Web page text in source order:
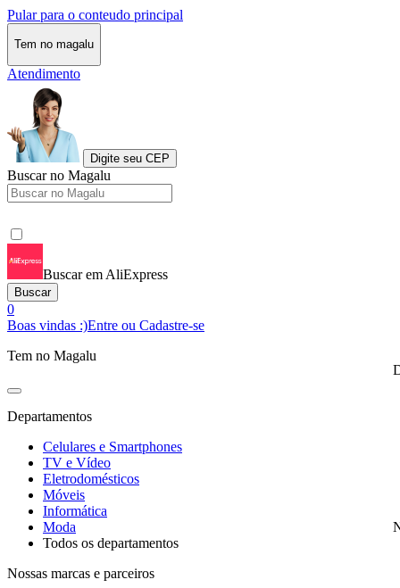
Pular para o conteudo principal
Tem no magalu
Atendimento
Digite seu CEP
Buscar no Magalu
Buscar em AliExpress
Buscar
0
Boas vindas :)Entre ou Cadastre-se
Tem no Magalu
Departamentos
Celulares e Smartphones
TV e Vídeo
Eletrodomésticos
Móveis
Informática
Moda
Todos os departamentos
Nossas marcas e parceiros